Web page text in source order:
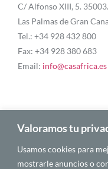
Valoramos tu
Usamos cookies para
mostrarle anuncios o
C/ Alfonso XIII, 5. 35003.
Las Palmas de Gran
Tel.: +34 928 432 800
Fax: +34 928 380 683
Email: info@casafrica.es
Blog
Quiénes somos